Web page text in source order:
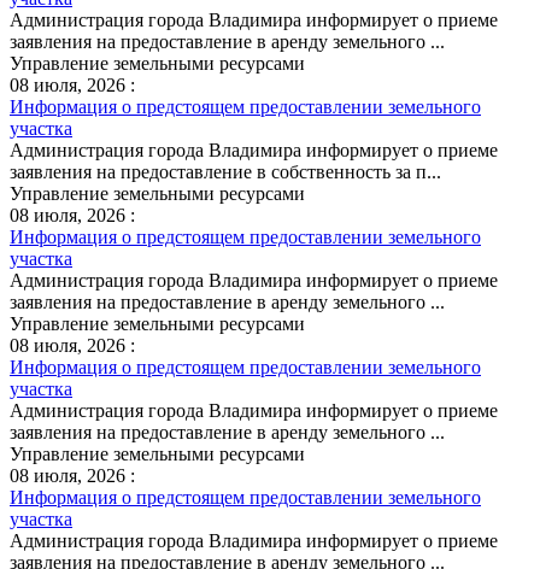
Администрация города Владимира информирует о приеме
заявления на предоставление в аренду земельного ...
Управление земельными ресурсами
08 июля, 2026 :
Информация о предстоящем предоставлении земельного
участка
Администрация города Владимира информирует о приеме
заявления на предоставление в собственность за п...
Управление земельными ресурсами
08 июля, 2026 :
Информация о предстоящем предоставлении земельного
участка
Администрация города Владимира информирует о приеме
заявления на предоставление в аренду земельного ...
Управление земельными ресурсами
08 июля, 2026 :
Информация о предстоящем предоставлении земельного
участка
Администрация города Владимира информирует о приеме
заявления на предоставление в аренду земельного ...
Управление земельными ресурсами
08 июля, 2026 :
Информация о предстоящем предоставлении земельного
участка
Администрация города Владимира информирует о приеме
заявления на предоставление в аренду земельного ...